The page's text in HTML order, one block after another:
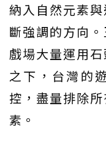
納入自然元素
斷強調的方向
戲場大量運用
之下，台灣的
控，盡量排除
素。